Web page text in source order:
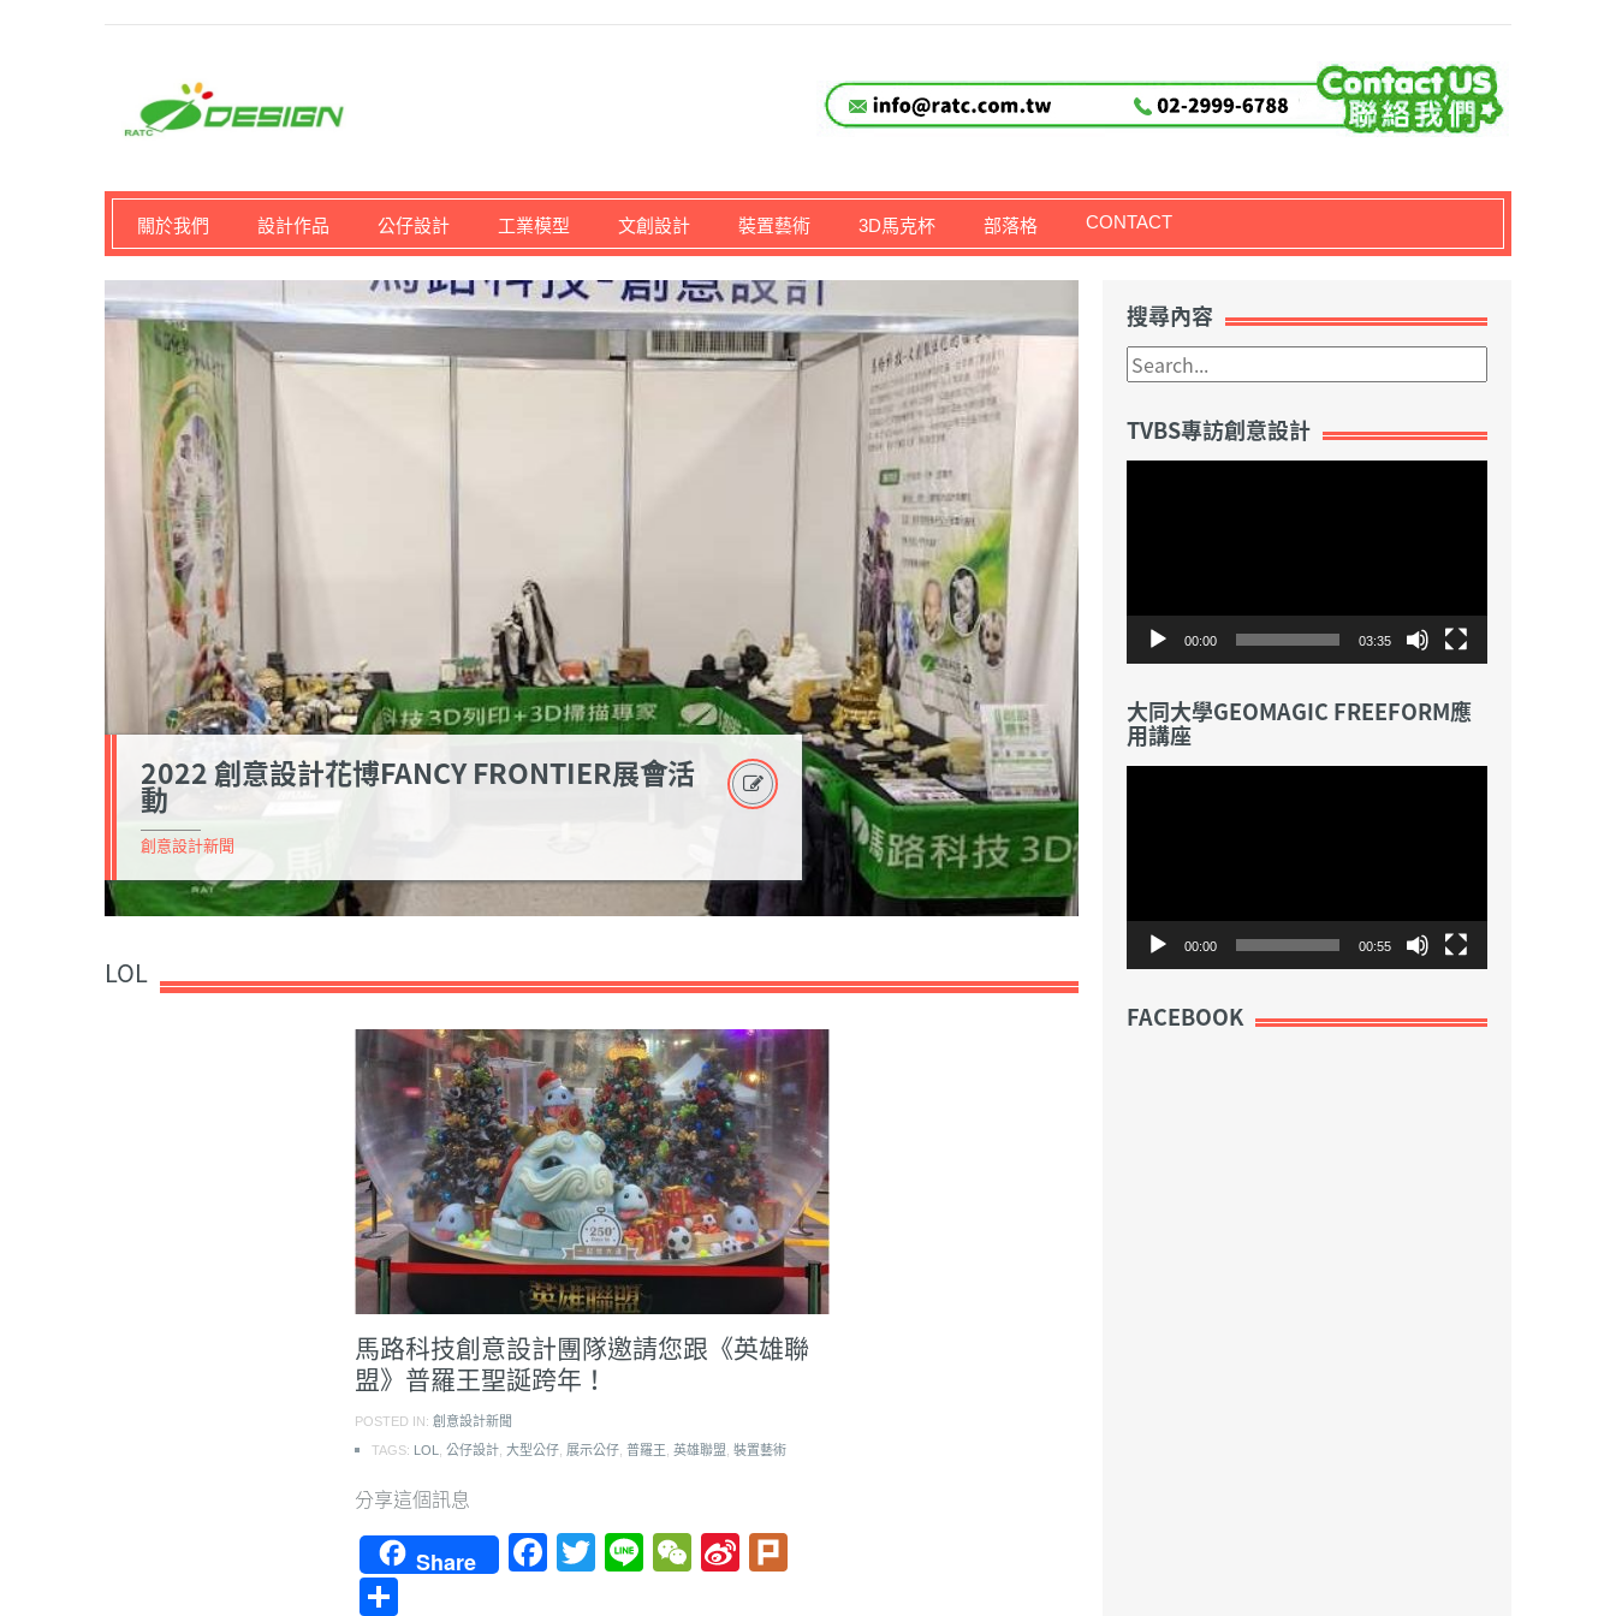
馬路科技創意設計-3D公仔,文創,獎盃設計專家
關於我們 設計作品 公仔設計 工業模型 文創設計 裝置藝術 3D馬克杯 部落格 CONTACT
2022 創意設計花博FANCY FRONTIER展會活
動
創意設計新聞
《PUI PUI天竺鼠車車》盲盒公仔上市了
創意設計新聞
LOL
馬路科技創意設計團隊邀請您跟《英雄聯
盟》普羅王聖誕跨年！
POSTED IN: 創意設計新聞
TAGS:
LOL 公仔設計, 大型公仔, 展示公仔, 普羅王 英雄聯盟 裝置藝術
分享這個訊息
Share Facebook
Twitter
LineWeChat
Sina
Weibo
Plurk
Share
搜尋內容
TVBS專訪創意設計
00:00 03:35
大同大學GEOMAGIC FREEFORM應
用講座
00:00 00:55
FACEBOOK